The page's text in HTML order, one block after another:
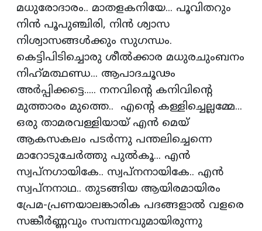
മധുരോദാരം.. മാതളകനിയേ... പൂവിതറും
നിന്‍ പൂപുഞ്ചിരി, നിന്‍ ശ്വാസ
നിശ്വാസങ്ങള്‍ക്കും സുഗന്ധം.
കെട്ടിപിടിച്ചൊരു ശീല്‍ക്കാര മധുരചുംബനം
നിഹ്‌മത്ഥണ്ഡ... ആപാദചൂഢം
അര്‍പ്പിക്കട്ടെ..... നനവിന്റെ കനിവിന്റെ
മുത്താരം മുത്തെ.. എന്റെ കള്ളിച്ചെല്ലമ്മേ...
ഒരു താമരവള്ളിയായ് എന്‍ മെയ്
ആകസകലം പടര്‍ന്നു പന്തലിച്ചെന്നെ
മാറോടുചേര്‍ത്തു പുല്‍കൂ... എന്‍
സ്വപ്നഗായികേ.. സ്വപ്നനായികേ.. എന്‍
സ്വപ്നനാഥ.. തുടങ്ങിയ ആയിരമായിരം
പ്രേമ-പ്രണയാലങ്കാരിക പദങ്ങളാല്‍ വളരെ
സങ്കീര്‍ണ്ണവും സമ്പന്നവുമായിരുന്നു